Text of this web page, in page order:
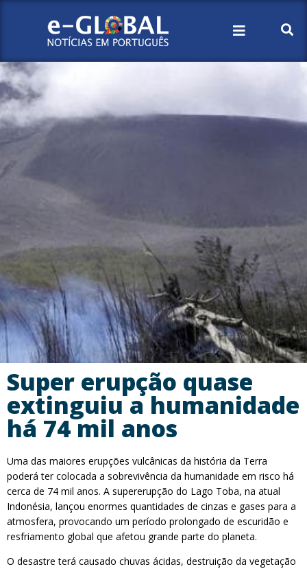
Super erupção quase
extinguiu a humanidade
há 74 mil anos
Uma das maiores erupções vulcânicas da história da Terra
poderá ter colocada a sobrevivência da humanidade em risco há
cerca de 74 mil anos. A supererupção do Lago Toba, na atual
Indonésia, lançou enormes quantidades de cinzas e gases para a
atmosfera, provocando um período prolongado de escuridão e
resfriamento global que afetou grande parte do planeta.
O desastre terá causado chuvas ácidas, destruição da vegetação